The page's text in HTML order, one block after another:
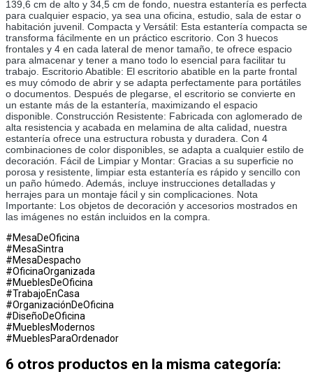
139,6 cm de alto y 34,5 cm de fondo, nuestra estantería es perfecta
para cualquier espacio, ya sea una oficina, estudio, sala de estar o
habitación juvenil. Compacta y Versátil: Esta estantería compacta se
transforma fácilmente en un práctico escritorio. Con 3 huecos
frontales y 4 en cada lateral de menor tamaño, te ofrece espacio
para almacenar y tener a mano todo lo esencial para facilitar tu
trabajo. Escritorio Abatible: El escritorio abatible en la parte frontal
es muy cómodo de abrir y se adapta perfectamente para portátiles
o documentos. Después de plegarse, el escritorio se convierte en
un estante más de la estantería, maximizando el espacio
disponible. Construcción Resistente: Fabricada con aglomerado de
alta resistencia y acabada en melamina de alta calidad, nuestra
estantería ofrece una estructura robusta y duradera. Con 4
combinaciones de color disponibles, se adapta a cualquier estilo de
decoración. Fácil de Limpiar y Montar: Gracias a su superficie no
porosa y resistente, limpiar esta estantería es rápido y sencillo con
un paño húmedo. Además, incluye instrucciones detalladas y
herrajes para un montaje fácil y sin complicaciones. Nota
Importante: Los objetos de decoración y accesorios mostrados en
las imágenes no están incluidos en la compra.
#MesaDeOficina
#MesaSintra
#MesaDespacho
#OficinaOrganizada
#MueblesDeOficina
#TrabajoEnCasa
#OrganizaciónDeOficina
#DiseñoDeOficina
#MueblesModernos
#MueblesParaOrdenador
6 otros productos en la misma categoría: